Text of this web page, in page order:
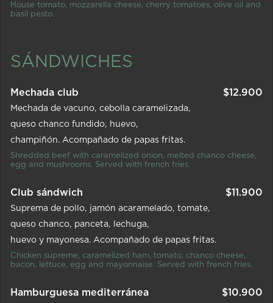
House tomato, mozzarella cheese, cherry tomatoes, olive oil and
basil pesto.
SÁNDWICHES
Mechada club $12.900
Mechada de vacuno cebolla caramelizada
queso chanco fundido
huevo
champiñón. Acompañado de papas fritas.
Shredded beef with caramelized onion, melted chanco cheese,
egg and mushrooms. Served with french fries.
Club sándwich $11.900
Suprema de pollo jamón acaramelado tomate
queso chanco
panceta
lechuga
huevo y mayonesa. Acompañado de papas fritas.
Chicken supreme, caramelized ham, tomato, chanco cheese,
bacon, lettuce, egg and mayonnaise. Served with french fries.
Hamburguesa mediterránea $10.900